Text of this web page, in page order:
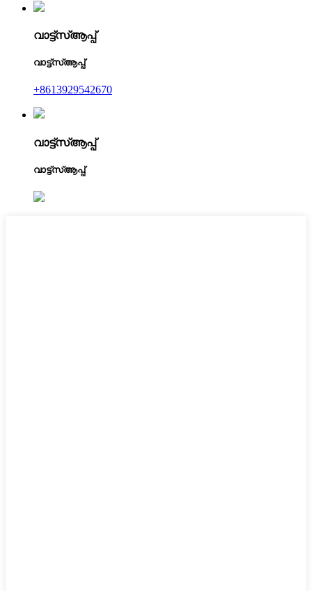
വാട്ട്‌സ്ആപ്പ്
വാട്ട്‌സ്ആപ്പ്
+8613929542670
വാട്ട്‌സ്ആപ്പ്
വാട്ട്‌സ്ആപ്പ്